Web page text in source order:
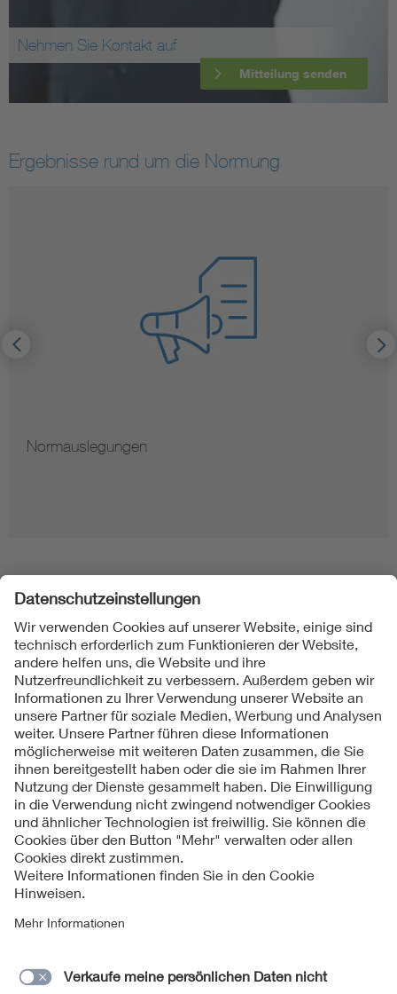
Nehmen Sie Kontakt auf
Mitteilung senden
Ergebnisse rund um die Normung
Normauslegungen
Folgen Sie uns
Kontakt
Impressum
Datenschutzinformationen
Cookie Hinweise
Compliance
Jahresarchiv